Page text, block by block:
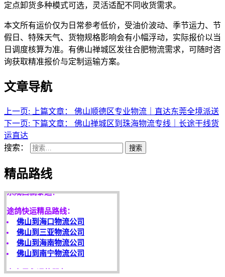
定点卸货多种模式可选，灵活适配不同收货需求。
本文所有运价仅为日常参考低价，受油价波动、季节运力、节
假日、特殊天气、货物规格影响会有小幅浮动，实际报价以当
日调度核算为准。有佛山禅城区发往合肥物流需求，可随时咨
询获取精准报价与定制运输方案。
文章导航
上一页: 上篇文章：
佛山顺德区专业物流｜直达东莞全境派送
下一页: 下篇文章：
佛山禅城区到珠海物流专线｜长途干线货
运直达
搜索：
搜索
精品路线
天开地辟宏基，
东成西就泰运！
途鸽快运精品路线：
佛山到海口物流公司
佛山到三亚物流公司
佛山到海南物流公司
佛山到南宁物流公司
客户是永远的朋友，
服务是永恒的追求！